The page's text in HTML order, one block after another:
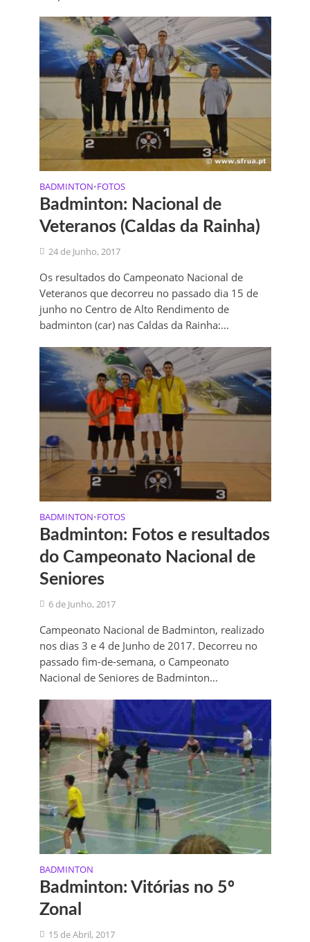
BADMINTON•FOTOS
Badminton: Nacional de
Veteranos (Caldas da Rainha)
24 de Junho, 2017
Os resultados do Campeonato Nacional de
Veteranos que decorreu no passado dia 15 de
junho no Centro de Alto Rendimento de
badminton (car) nas Caldas da Rainha:...
BADMINTON•FOTOS
Badminton: Fotos e resultados
do Campeonato Nacional de
Seniores
6 de Junho, 2017
Campeonato Nacional de Badminton, realizado
nos dias 3 e 4 de Junho de 2017. Decorreu no
passado fim-de-semana, o Campeonato
Nacional de Seniores de Badminton​...
BADMINTON
Badminton: Vitórias no 5º
Zonal
15 de Abril, 2017